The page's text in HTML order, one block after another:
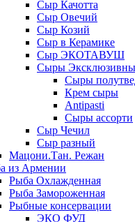
Сыр Качотта
Сыр Овечий
Сыр Козий
Сыр в Керамике
Сыр ЭКОТАВУШ
Сыры
Сыры
Крем сыры
Antipasti
Сыры ассорти
Сыр Чечил
Сыр разный
Мацони.Тан. Режан
из Армении
Рыба Охлажденная
Рыба Замороженная
Рыбные консервации
ЭКО ФУД